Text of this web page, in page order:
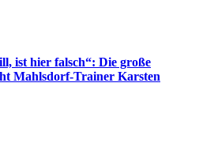
ist hier falsch“: Die große
Mahlsdorf-Trainer Karsten